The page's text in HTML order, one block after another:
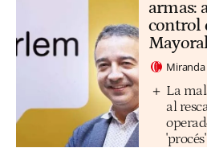
armas:
control
La
al
'procés'